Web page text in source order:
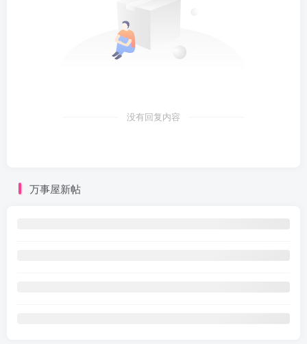
没有回复内容
万事屋新帖